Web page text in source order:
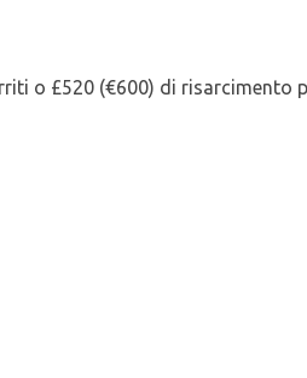
o £520 (€600) di risarcimento